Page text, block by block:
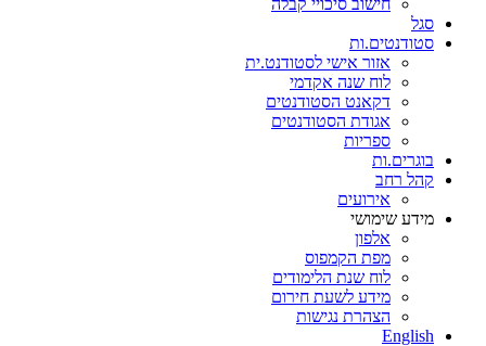
חישוב סיכויי קבלה
סגל
סטודנטים.ות
אזור אישי לסטודנט.ית
לוח שנה אקדמי
דקאנט הסטודנטים
אגודת הסטודנטים
ספריות
בוגרים.ות
קהל רחב
אירועים
מידע שימושי
אלפון
מפת הקמפוס
לוח שנת הלימודים
מידע לשעת חירום
הצהרת נגישות
English